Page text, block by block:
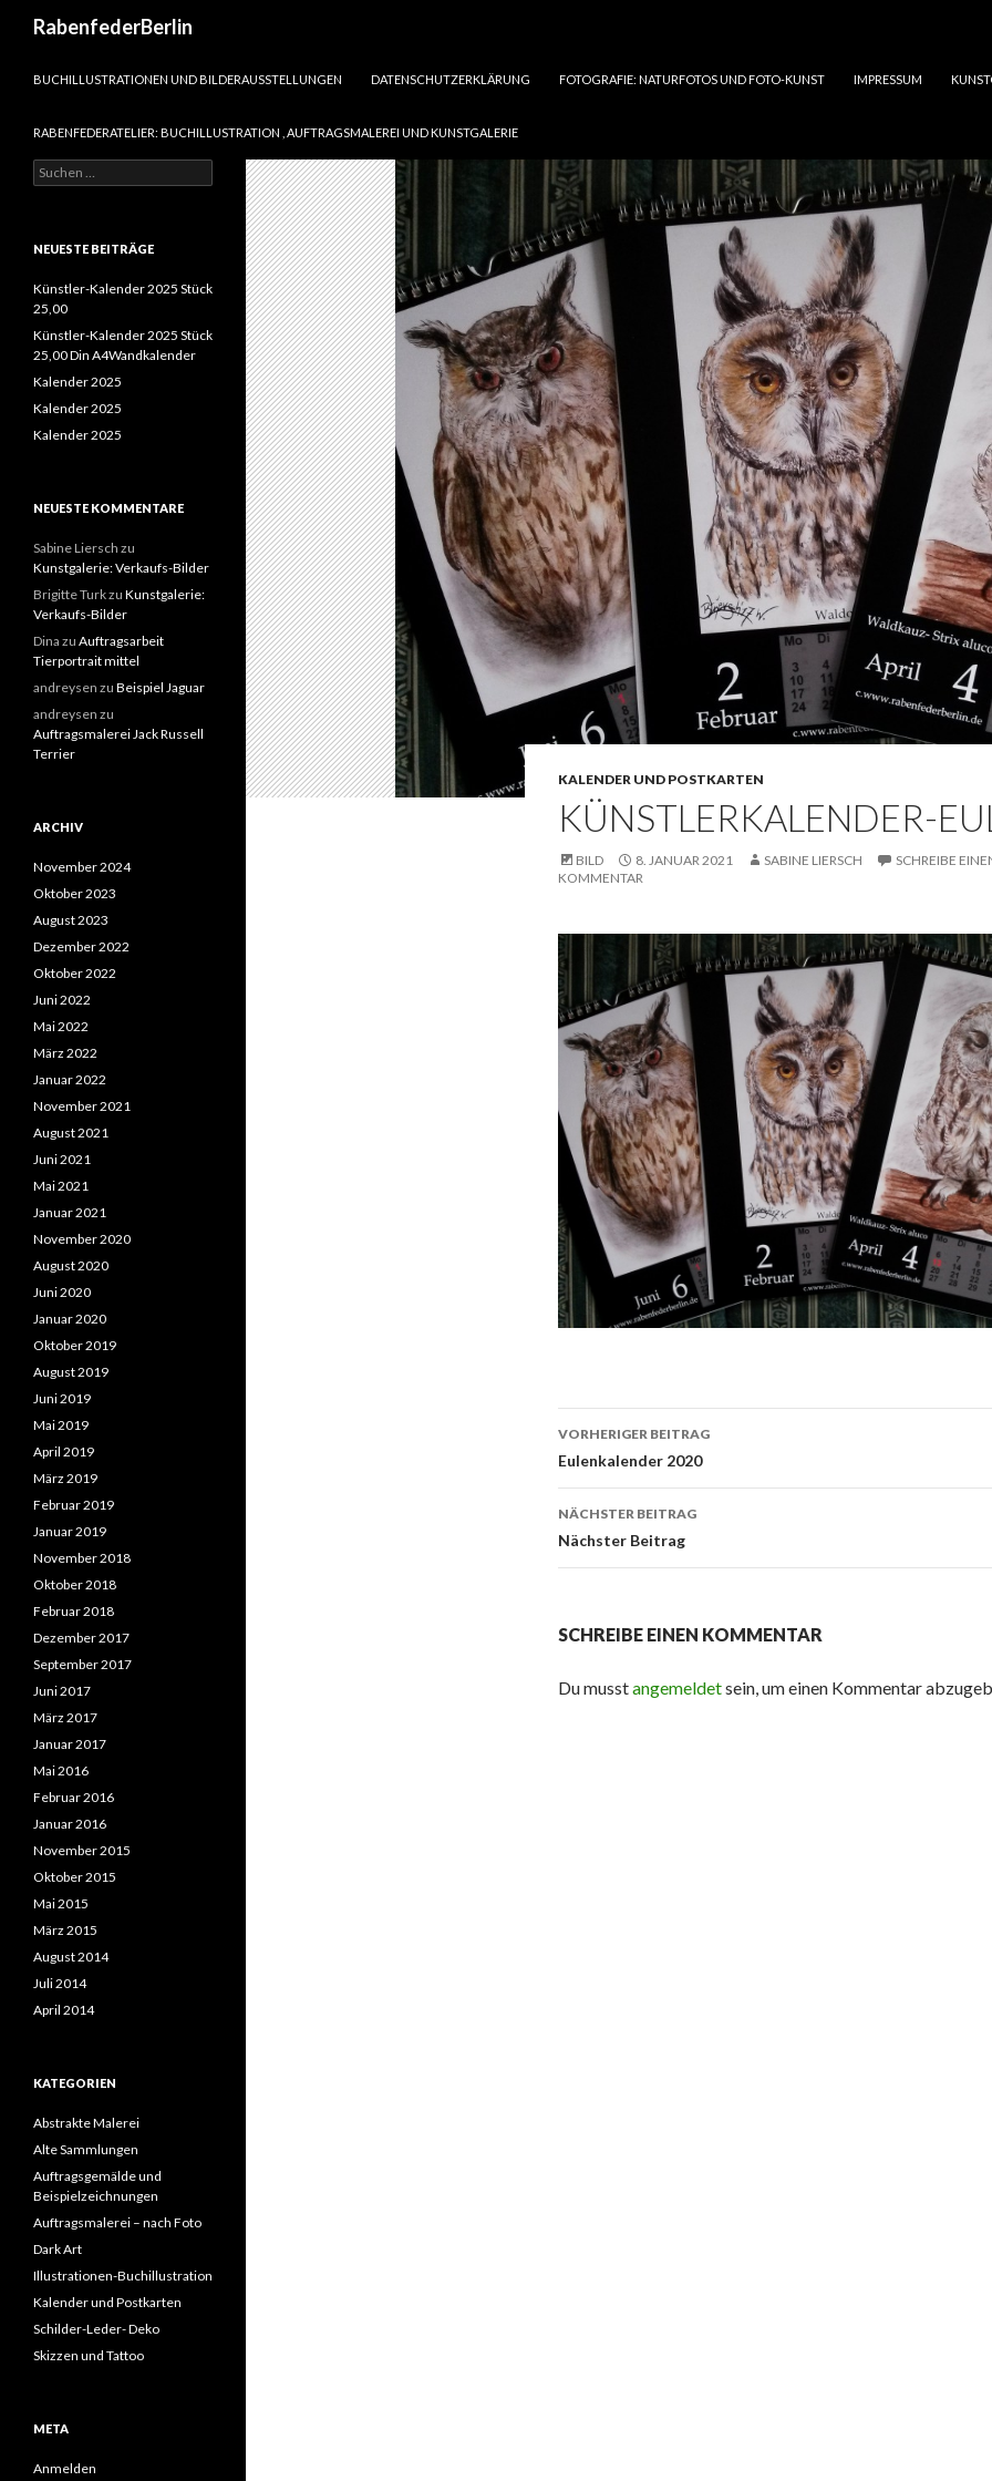
RabenfederBerlin
BUCHILLUSTRATIONEN UND BILDERAUSSTELLUNGEN
DATENSCHUTZERKLÄRUNG FOTOGRAFIE: NATURFOTOS UND FOTO-KUNST IMPRESSUM
RABENFEDERATELIER: BUCHILLUSTRATION , AUFTRAGSMALEREI UND KUNSTGALERIE
KALENDER UND POSTKARTEN
KÜNSTLERKALENDER-
BILD 8. JANUAR 2021 SABINE LIERSCH
SCHREIBE
KOMMENTAR
Beitrags-
Navigation
VORHERIGER BEITRAG
Eulenkalender 2020
NÄCHSTER BEITRAG
Nächster Beitrag
SCHREIBE EINEN KOMMENTAR
Du musstangemeldetsein, um einen Kommentar
Suchen
nach:
NEUESTE BEITRÄGE
Künstler-Kalender 2025 Stück
25,00
Künstler-Kalender 2025 Stück
25,00 Din A4Wandkalender
Kalender 2025
Kalender 2025
Kalender 2025
NEUESTE KOMMENTARE
Sabine Liersch zu
Kunstgalerie: Verkaufs-Bilder
Brigitte Turkzu Kunstgalerie:
Verkaufs-Bilder
Dina zu Auftragsarbeit
Tierportrait mittel
andreysen zu Beispiel Jaguar
andreysen zu
Auftragsmalerei Jack Russell
Terrier
ARCHIV
November 2024
Oktober 2023
August 2023
Dezember 2022
Oktober 2022
Juni 2022
Mai 2022
März 2022
Januar 2022
November 2021
August 2021
Juni 2021
Mai 2021
Januar 2021
November 2020
August 2020
Juni 2020
Januar 2020
Oktober 2019
August 2019
Juni 2019
Mai 2019
April 2019
März 2019
Februar 2019
Januar 2019
November 2018
Oktober 2018
Februar 2018
Dezember 2017
September 2017
Juni 2017
März 2017
Januar 2017
Mai 2016
Februar 2016
Januar 2016
November 2015
Oktober 2015
Mai 2015
März 2015
August 2014
Juli 2014
April 2014
KATEGORIEN
Abstrakte Malerei
Alte Sammlungen
Auftragsgemälde und
Beispielzeichnungen
Auftragsmalerei – nach Foto
Dark Art
Illustrationen-Buchillustration
Kalender und Postkarten
Schilder-Leder- Deko
Skizzen und Tattoo
META
Anmelden